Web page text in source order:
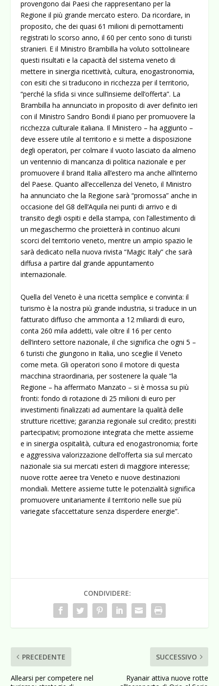
provengono dai Paesi che rappresentano per la
Regione il più grande mercato estero. Da ricordare, in
proposito, che dei quasi 61 milioni di pernottamenti
registrati lo scorso anno, il 60 per cento sono di turisti
stranieri. E il Ministro Brambilla ha voluto sottolineare
questi risultati e la capacità del sistema veneto di
mettere in sinergia ricettività, cultura, enogastronomia,
con esiti che si traducono in ricchezza per il territorio,
“perché la sfida si vince sull’insieme dell’offerta”. La
Brambilla ha annunciato in proposito di aver definito ieri
con il Ministro Sandro Bondi il piano per promuovere la
ricchezza culturale italiana. Il Ministero – ha aggiunto –
deve essere utile al territorio e si mette a disposizione
degli operatori, per colmare il vuoto lasciato da almeno
un ventennio di mancanza di politica nazionale e per
promuovere il brand Italia all’estero ma anche all’interno
del Paese. Quanto all’eccellenza del Veneto, il Ministro
ha annunciato che la Regione sarà “promossa” anche in
occasione del G8 dell’Aquila nei punti di arrivo e di
transito degli ospiti e della stampa, con l’allestimento di
un megaschermo che proietterà in continuo alcuni
scorci del territorio veneto, mentre un ampio spazio le
sarà dedicato nella nuova rivista “Magic Italy” che sarà
diffusa a partire dal grande appuntamento
internazionale.
Quella del Veneto è una ricetta semplice e convinta: il
turismo è la nostra più grande industria, si traduce in un
fatturato diffuso che ammonta a 12 miliardi di euro,
conta 260 mila addetti, vale oltre il 16 per cento
dell’intero settore nazionale, il che significa che ogni 5 –
6 turisti che giungono in Italia, uno sceglie il Veneto
come meta. Gli operatori sono il motore di questa
macchina straordinaria, per sostenere la quale “la
Regione – ha affermato Manzato – si è mossa su più
fronti: fondo di rotazione di 25 milioni di euro per
investimenti finalizzati ad aumentare la qualità delle
strutture ricettive; garanzia regionale sul credito; prestiti
partecipativi; promozione integrata che mette assieme
e in sinergia ospitalità, cultura ed enogastronomia; forte
e aggressiva valorizzazione dell’offerta sia sul mercato
nazionale sia sui mercati esteri di maggiore interesse;
nuove rotte aeree tra Veneto e nuove destinazioni
mondiali. Mettere assieme tutte le potenzialità significa
promuovere unitariamente il territorio nelle sue più
variegate sfaccettature senza disperdere energie”.
CONDIVIDERE:
PRECEDENTE
Allearsi per competere nel
SUCCESSIVO
Ryanair attiva nuove rotte